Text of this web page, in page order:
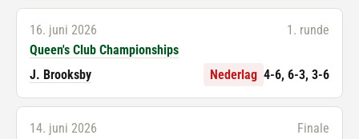
16. juni 2026
1. runde
Queen's Club Championships
J. Brooksby
Nederlag 4-6, 6-3, 3-6
14. juni 2026
Finale